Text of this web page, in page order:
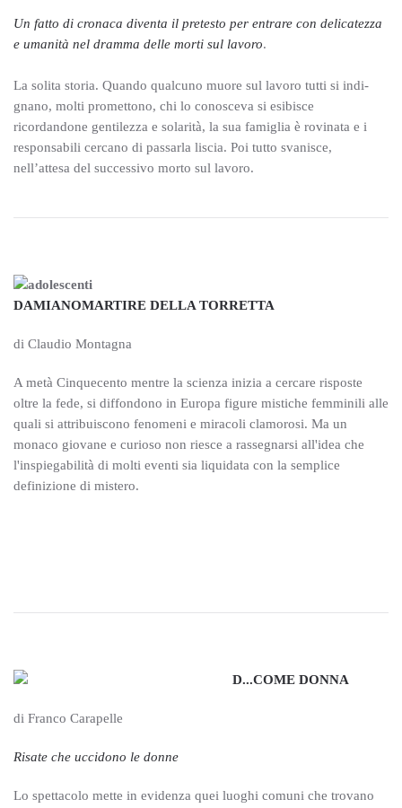
Un fatto di cronaca diventa il pretesto per entrare con delicatezza
e umanità nel dramma delle morti sul lavoro.
La solita storia. Quando qualcuno muore sul lavoro tutti si indi-
gnano, molti promettono, chi lo conosceva si esibisce
ricordandone gentilezza e solarità, la sua famiglia è rovinata e i
responsabili cercano di passarla liscia. Poi tutto svanisce,
nell’attesa del successivo morto sul lavoro.
DAMIANOMARTIRE DELLA TORRETTA
di Claudio Montagna
A metà Cinquecento mentre la scienza inizia a cercare rispo­ste
oltre la fede, si diffondono in Europa figure mistiche femmi­nili alle
quali si attribuiscono fenomeni e miracoli clamorosi. Ma un
monaco giovane e curioso non riesce a rassegnarsi all'idea che
l'inspiegabilità di molti eventi sia liquidata con la semplice
definizione di mistero.
D...COME DONNA
di Franco Carapelle
Risate che uccidono le donne
Lo spettacolo mette in evidenza quei luoghi comuni che trovano